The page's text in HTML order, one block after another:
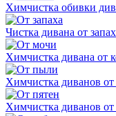
Химчистка обивки
Чистка дивана от
Химчистка дивана от
Химчистка диванов
Химчистка диванов